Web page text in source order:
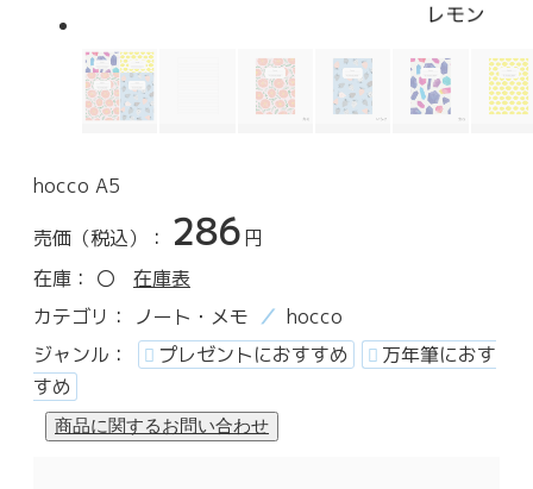
hocco A5
売価（税込）： 286円
在庫： 〇
在庫表
カテゴリ：
ノート・メモ
hocco
ジャンル：
プレゼントにおすすめ
万年筆におす
すめ